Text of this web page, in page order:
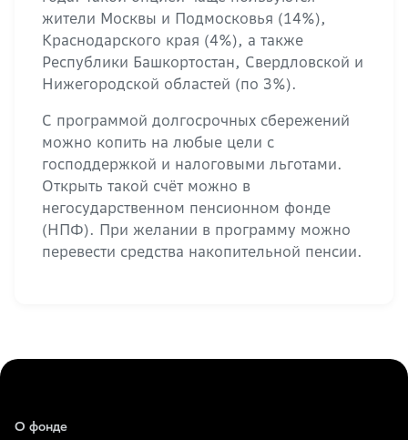
жители Москвы и Подмосковья (14%),
Краснодарского края (4%), а также
Республики Башкортостан, Свердловской и
Нижегородской областей (по 3%).
С программой долгосрочных сбережений
можно копить на любые цели с
господдержкой и налоговыми льготами.
Открыть такой счёт можно в
негосударственном пенсионном фонде
(НПФ). При желании в программу можно
перевести средства накопительной пенсии.
О фонде